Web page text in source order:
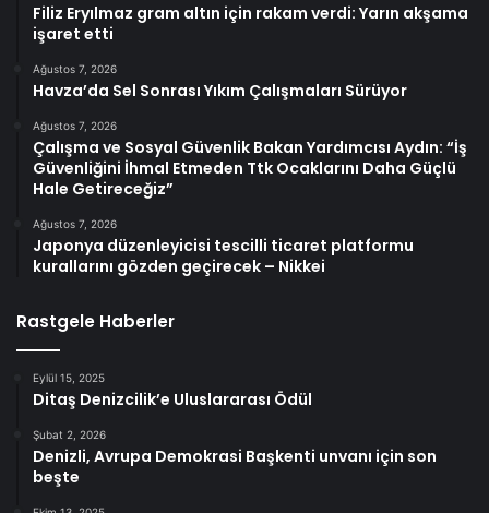
Filiz Eryılmaz gram altın için rakam verdi: Yarın akşama
işaret etti
Ağustos 7, 2026
Havza’da Sel Sonrası Yıkım Çalışmaları Sürüyor
Ağustos 7, 2026
Çalışma ve Sosyal Güvenlik Bakan Yardımcısı Aydın: “İş
Güvenliğini İhmal Etmeden Ttk Ocaklarını Daha Güçlü
Hale Getireceğiz”
Ağustos 7, 2026
Japonya düzenleyicisi tescilli ticaret platformu
kurallarını gözden geçirecek – Nikkei
Rastgele Haberler
Eylül 15, 2025
Ditaş Denizcilik’e Uluslararası Ödül
Şubat 2, 2026
Denizli, Avrupa Demokrasi Başkenti unvanı için son
beşte